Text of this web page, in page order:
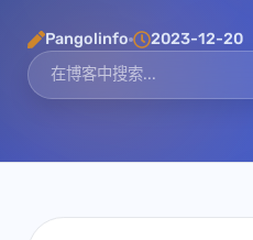
Pangolinfo 2023-12-20